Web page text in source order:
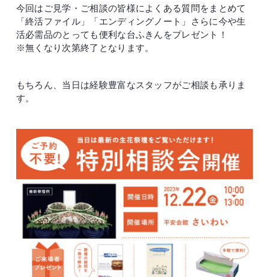
今回はご見学・ご相談の皆様によくある質問をまとめて
「終活ファイル」「エンディングノート」さらに今や生
活必需品のとっても便利な台ふきんをプレゼント！
※無くなり次第終了となります。
もちろん、当日は経験豊富なスタッフがご相談も承りま
す。